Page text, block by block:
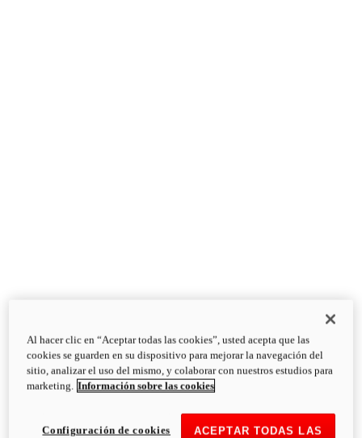
Al hacer clic en “Aceptar todas las cookies”, usted acepta que las
cookies se guarden en su dispositivo para mejorar la navegación del
sitio, analizar el uso del mismo, y colaborar con nuestros estudios para
marketing. Información sobre las cookies
ACEPTAR TODAS LAS
Configuración de cookies